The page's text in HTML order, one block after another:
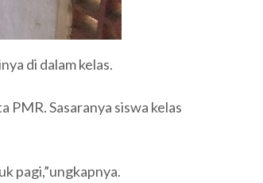
di dalam kelas.
Sasaranya siswa kelas
pagi,”ungkapnya.